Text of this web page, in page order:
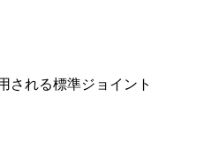
される標準ジョイント